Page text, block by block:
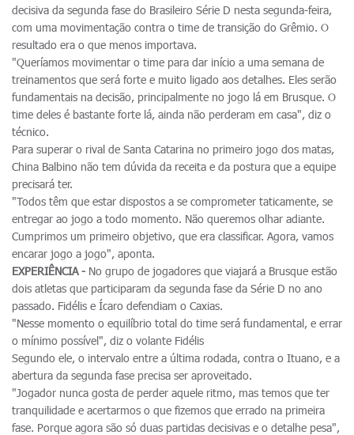
decisiva da segunda fase do Brasileiro Série D nesta segunda-feira,
com uma movimentação contra o time de transição do Grêmio. O
resultado era o que menos importava.
"Queríamos movimentar o time para dar início a uma semana de
treinamentos que será forte e muito ligado aos detalhes. Eles serão
fundamentais na decisão, principalmente no jogo lá em Brusque. O
time deles é bastante forte lá, ainda não perderam em casa", diz o
técnico.
Para superar o rival de Santa Catarina no primeiro jogo dos matas,
China Balbino não tem dúvida da receita e da postura que a equipe
precisará ter.
"Todos têm que estar dispostos a se comprometer taticamente, se
entregar ao jogo a todo momento. Não queremos olhar adiante.
Cumprimos um primeiro objetivo, que era classificar. Agora, vamos
encarar jogo a jogo", aponta.
EXPERIÊNCIA - No grupo de jogadores que viajará a Brusque estão
dois atletas que participaram da segunda fase da Série D no ano
passado. Fidélis e Ícaro defendiam o Caxias.
"Nesse momento o equilíbrio total do time será fundamental, e errar
o mínimo possível", diz o volante Fidélis
Segundo ele, o intervalo entre a última rodada, contra o Ituano, e a
abertura da segunda fase precisa ser aproveitado.
"Jogador nunca gosta de perder aquele ritmo, mas temos que ter
tranquilidade e acertarmos o que fizemos que errado na primeira
fase. Porque agora são só duas partidas decisivas e o detalhe pesa",